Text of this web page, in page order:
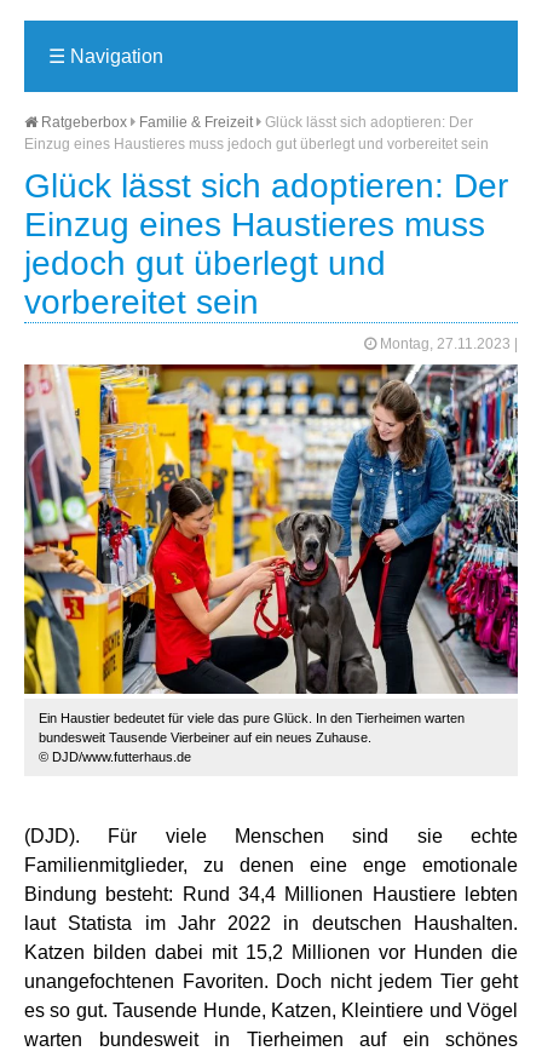
☰ Navigation
Ratgeberbox Familie & Freizeit
Glück lässt sich adoptieren: Der
Einzug eines Haustieres muss jedoch gut überlegt und vorbereitet sein
Glück lässt sich adoptieren: Der
Einzug eines Haustieres muss
jedoch gut überlegt und
vorbereitet sein
Montag, 27.11.2023
Ein Haustier bedeutet für viele das pure Glück. In den Tierheimen warten
bundesweit Tausende Vierbeiner auf ein neues Zuhause.
© DJD/www.futterhaus.de
(DJD). Für viele Menschen sind sie echte
Familienmitglieder, zu denen eine enge emotionale
Bindung besteht: Rund 34,4 Millionen Haustiere lebten
laut Statista im Jahr 2022 in deutschen Haushalten.
Katzen bilden dabei mit 15,2 Millionen vor Hunden die
unangefochtenen Favoriten. Doch nicht jedem Tier geht
es so gut. Tausende Hunde, Katzen, Kleintiere und Vögel
warten bundesweit in Tierheimen auf ein schönes